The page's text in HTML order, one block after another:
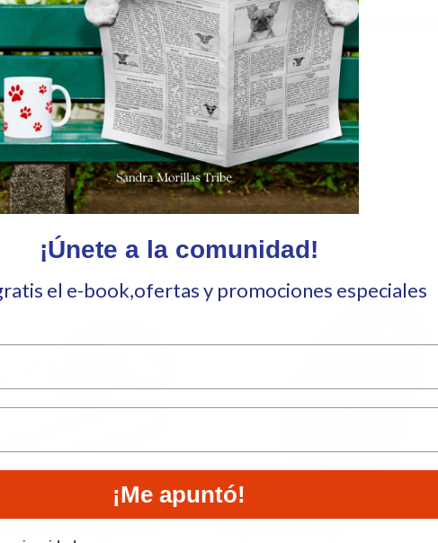
Valoraciones
Aún no hay reseñas
Guarda mi nombre, correo
comente.
¡Únete a la comunidad!
el e-book,ofertas y promociones especiales
¡Me apuntó!